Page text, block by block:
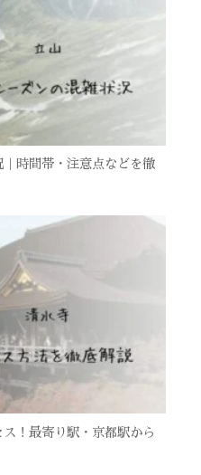
｜時間帯・注意点などを徹
ス！最寄り駅・京都駅から